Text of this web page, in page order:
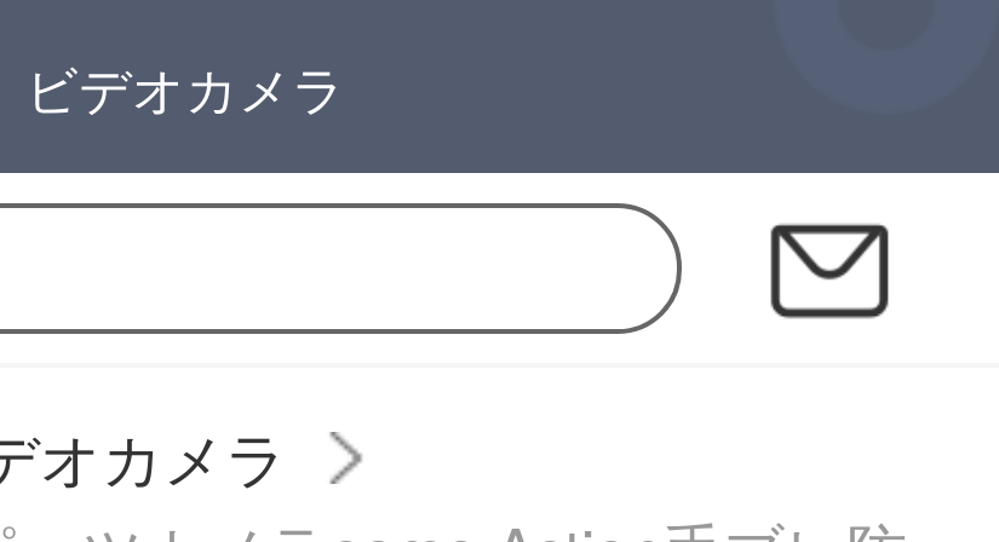
ビデオカメラ
オカメラ